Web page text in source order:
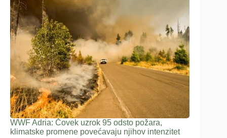
WWF Adria: Čovek uzrok 95 odsto požara,
klimatske promene povećavaju njihov intenzitet